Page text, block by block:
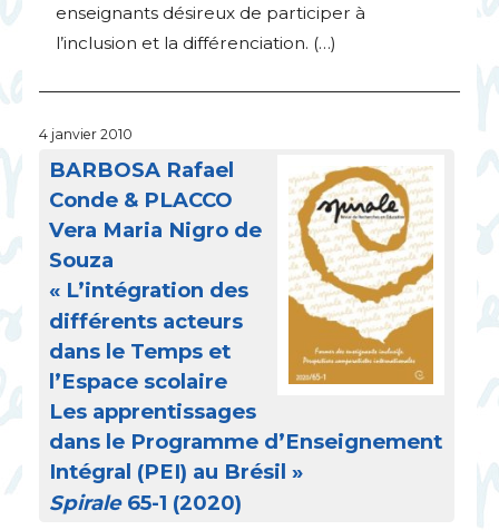
enseignants désireux de participer à
l’inclusion et la différenciation. (…)
4 janvier 2010
BARBOSA Rafael
Conde & PLACCO
Vera Maria Nigro de
Souza
« L’intégration des
différents acteurs
dans le Temps et
l’Espace scolaire
Les apprentissages
dans le Programme d’Enseignement
Intégral (PEI) au Brésil »
Spirale65-1 (2020)